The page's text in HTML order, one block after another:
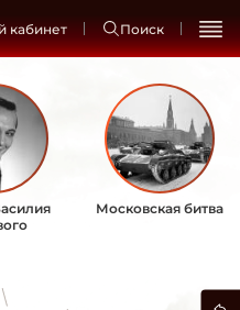
кабинет Поиск
Московская битва